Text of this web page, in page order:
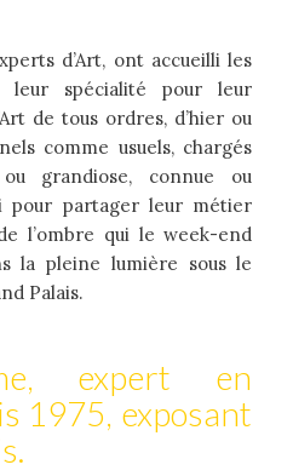
d’Art, ont accueilli les
spécialité pour leur
de tous ordres, d’hier ou
comme usuels, chargés
ou grandiose, connue ou
pour partager leur métier
l’ombre qui le week-end
la pleine lumière sous le
Palais.
expert en
1975, exposant